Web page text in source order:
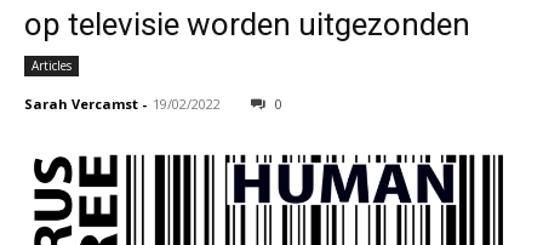
op televisie worden uitgezonden
Articles
Sarah Vercamst - 19/02/2022 0